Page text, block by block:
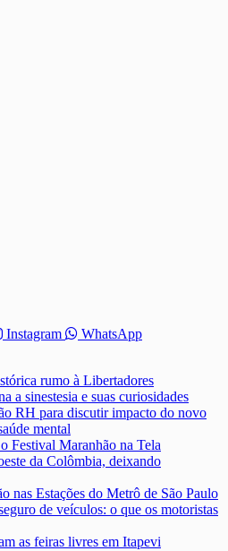
Instagram
WhatsApp
rumo à Libertadores
a sinestesia e suas curiosidades
RH para discutir impacto do novo
mental
Festival Maranhão na Tela
da Colômbia, deixando
nas Estações do Metrô de São Paulo
de veículos: o que os motoristas
as feiras livres em Itapevi